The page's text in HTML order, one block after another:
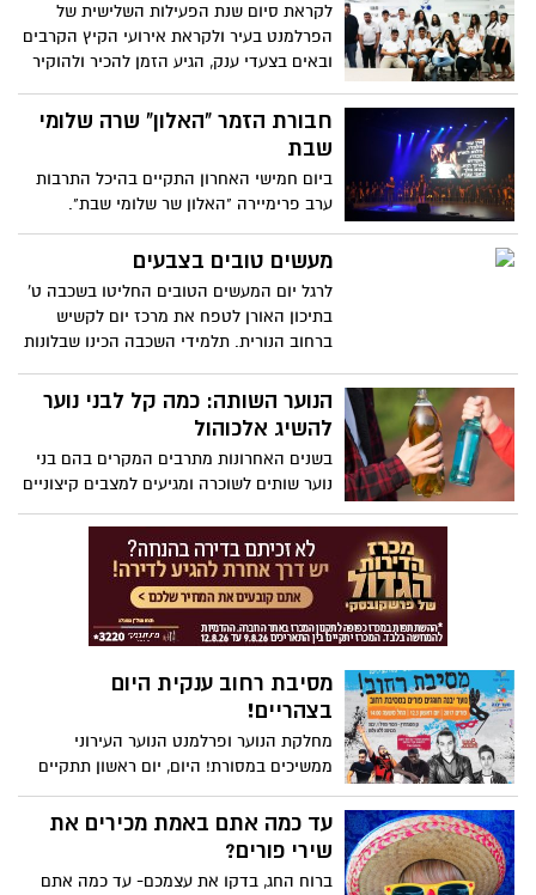
לקראת סיום שנת הפעילות השלישית של
הפרלמנט בעיר ולקראת אירועי הקיץ הקרבים
ובאים בצעדי ענק, הגיע הזמן להכיר ולהוקיר
חבורת הזמר "האלון" שרה שלומי
שבת
ביום חמישי האחרון התקיים בהיכל התרבות
ערב פרימיירה "האלון שר שלומי שבת".
במסגרת ערב זה שרו התלמידים ממגוון שיריו
של הזמר. שבת עצמו לא הצליח להגיע אבל
מעשים טובים בצבעים
לרגל יום המעשים הטובים החליטו בשכבה ט'
בתיכון האורן לטפח את מרכז יום לקשיש
ברחוב הנורית. תלמידי השכבה הכינו שבלונות
השכבה למרכז היום לקשיש מצוידים בצבעים,
מכשירי צביעה ובגדים מתאימים. קירות
המקום נצבעו בצבעים מרהיבים ובציורים
צבעוניים. הפעילות גרמה לחיוכים והרחבת
הלבבות. (צילום באדיבות עיריית יבנה)
הנוער השותה: כמה קל לבני נוער
להשיג אלכוהול
בשנים האחרונות מתרבים המקרים בהם בני
נוער שותים לשוכרה ומגיעים למצבים קיצוניים
כמו עילפון. איך הם משיגים את האלכוהול?
מה ניתן לעשות? הורים- האחריות היא שלכם
מסיבת רחוב ענקית היום
בצהריים!
מחלקת הנוער ופרלמנט הנוער העירוני
ממשיכים במסורת! היום, יום ראשון תתקיים
מסיבת רחוב בגן הסנהדרין, החל מהשעה
14:00, יופיעו סטפאן, עידן בי וצוקי וטומיקס &
גניש. במקום יהיו מתחמי מזון, דוכנים
עד כמה אתם באמת מכירים את
שירי פורים?
ברוח החג, בדקו את עצמכם- עד כמה אתם